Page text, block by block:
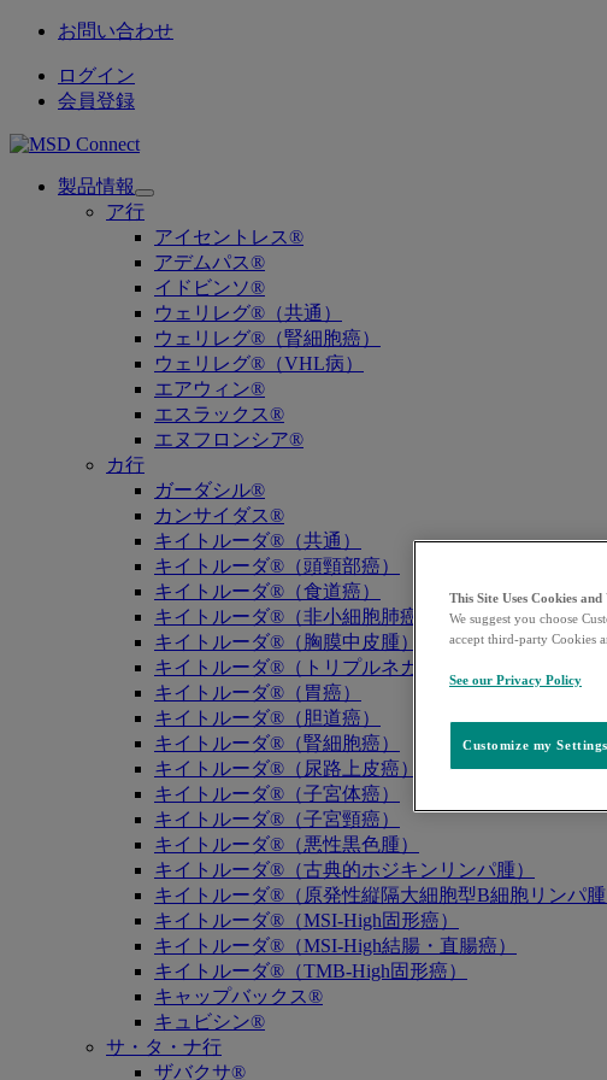
お問い合わせ
ログイン
会員登録
製品情報
Open
submenu
ア行
アイセントレス®
アデムパス®
イドビンソ®
ウェリレグ®（共通）
ウェリレグ®（腎細胞癌）
ウェリレグ®（VHL病）
エアウィン®
エスラックス®
エヌフロンシア®
カ行
ガーダシル®
カンサイダス®
キイトルーダ®（共通）
キイトルーダ®（頭頸部癌）
キイトルーダ®（食道癌）
キイトルーダ®（非小細胞肺癌）
キイトルーダ®（胸膜中皮腫）
キイトルーダ®（トリプルネガティブ乳癌）
キイトルーダ®（胃癌）
キイトルーダ®（胆道癌）
キイトルーダ®（腎細胞癌）
キイトルーダ®（尿路上皮癌）
キイトルーダ®（子宮体癌）
キイトルーダ®（子宮頸癌）
キイトルーダ®（悪性黒色腫）
キイトルーダ®（古典的ホジキンリンパ腫）
キイトルーダ®（原発性縦隔大細胞型B細胞リンパ腫
キイトルーダ®（MSI-High固形癌）
キイトルーダ®（MSI-High結腸・直腸癌）
キイトルーダ®（TMB-High固形癌）
キャップバックス®
キュビシン®
サ・タ・ナ行
ザバクサ®
This Site Uses Cookies
We suggest you choose
accept third-party Cookies
See our Privacy Policy
Customize my Settings